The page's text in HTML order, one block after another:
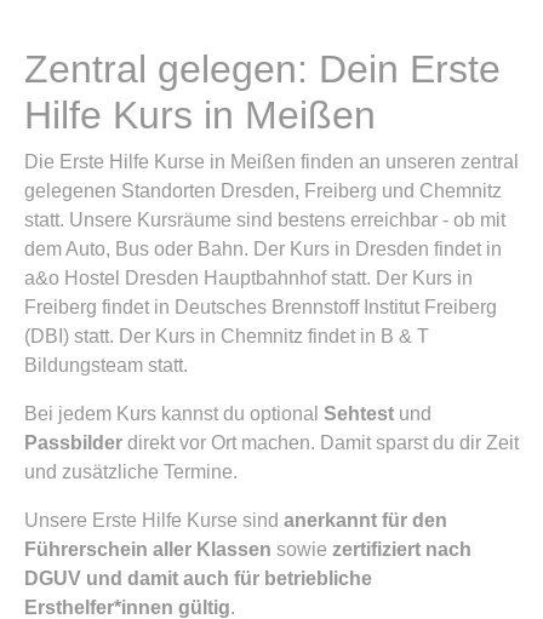
Zentral gelegen: Dein Erste
Hilfe Kurs in Meißen
Die Erste Hilfe Kurse in Meißen finden an unseren zentral
gelegenen Standorten Dresden, Freiberg und Chemnitz
statt. Unsere Kursräume sind bestens erreichbar - ob mit
dem Auto, Bus oder Bahn. Der Kurs in Dresden findet in
a&o Hostel Dresden Hauptbahnhof statt. Der Kurs in
Freiberg findet in Deutsches Brennstoff Institut Freiberg
(DBI) statt. Der Kurs in Chemnitz findet in B & T
Bildungsteam statt.
Bei jedem Kurs kannst du optional Sehtest und
Passbilder direkt vor Ort machen. Damit sparst du dir Zeit
und zusätzliche Termine.
Unsere Erste Hilfe Kurse sind anerkannt für den
Führerschein aller Klassen sowie zertifiziert nach
DGUV und damit auch für betriebliche
Ersthelfer*innen gültig.